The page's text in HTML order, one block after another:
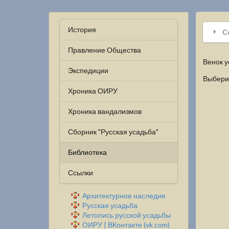
История
Правление Общества
Экспедиции
Хроника ОИРУ
Хроника вандализмов
Сборник "Русская усадьба"
Библиотека
Ссылки
Архитектурное наследие
Русская усадьба
Летопись русской усадьбы
ОИРУ | ВКонтакте (vk.com)
Венок